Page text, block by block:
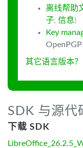
离线帮助
子, 信息)
Key
其它语言版本？
SDK 与源代
下载 SDK